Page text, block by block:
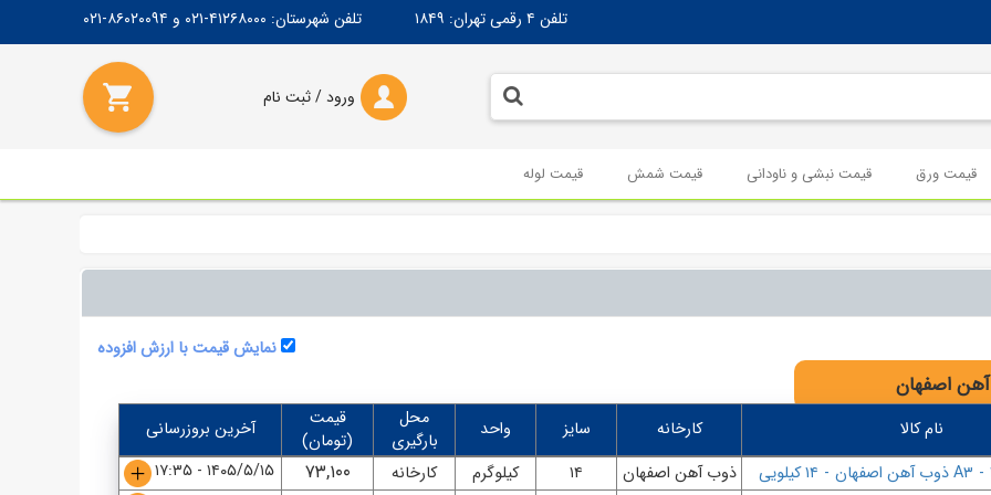
تلفن ۴ رقمی تهران: ۱۸۴۹ تلفن شهرستان: ۴۱۲۶۸۰۰۰-۰۲۱ و ۸۶۰۲۰۰۹۴-۰۲۱
ورود / ثبت‌ نام
قیمت ورق
قیمت نبشی و ناودانی
قیمت شمش
قیمت لوله
نمایش قیمت با ارزش افزوده
اصفهان
نام کالا کارخانه سایز واحد
محل
بارگیری
قیمت
(تومان)
آخرین بروزرسانی
- A۳ ذوب آهن اصفهان - ۱۴ کیلویی ذوب آهن اصفهان ۱۴ کیلوگرم کارخانه ۷۳,۱۰۰
۱۴۰۵/۵/۱۵ - ۱۷:۳۵